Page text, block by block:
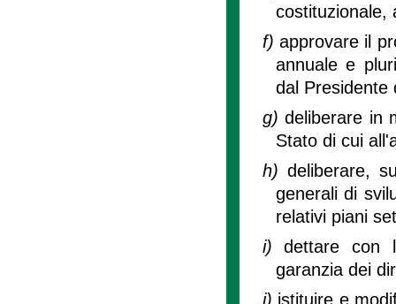
costituzionale,
f) approvare il
annuale e
dal Presidente
g)deliberare in
Stato di cui
h) deliberare,
generali di
relativi piani
i)dettare con
garanzia dei
j) istituire e